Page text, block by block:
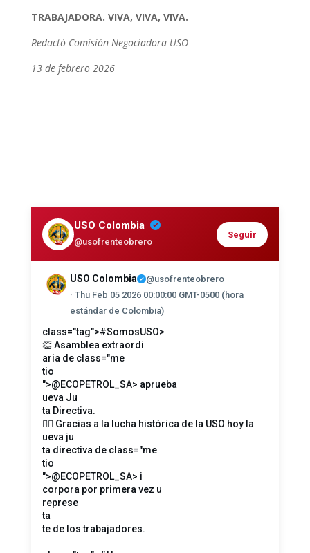
TRABAJADORA. VIVA, VIVA, VIVA.
Redactó Comisión Negociadora USO
13 de febrero 2026
USO Colombia
@usofrenteobrero
Seguir
USO Colombia
@usofrenteobrero
· Thu Feb 05 2026 00:00:00 GMT-0500 (hora
estándar de Colombia)
class="tag">#SomosUSO>
👏 Asamblea extraordi
aria de class="me
tio
">@ECOPETROL_SA> aprueba
ueva Ju
ta Directiva.
☝🏻 Gracias a la lucha histórica de la USO hoy la
ueva ju
ta directiva de class="me
tio
">@ECOPETROL_SA> i
corpora por primera vez u
represe
ta
te de los trabajadores.